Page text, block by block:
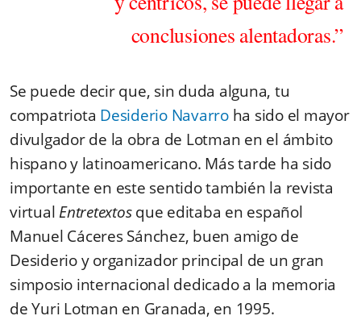
conclusiones alentadoras.”
Se puede decir que, sin duda alguna, tu
compatriota Desiderio Navarroha sido el mayor
divulgador de la obra de Lotman en el ámbito
hispano y latinoamericano. Más tarde ha sido
importante en este sentido también la revista
virtual Entretextosque editaba en español
Manuel Cáceres Sánchez, buen amigo de
Desiderio y organizador principal de un gran
simposio internacional dedicado a la memoria
de Yuri Lotman en Granada, en 1995.